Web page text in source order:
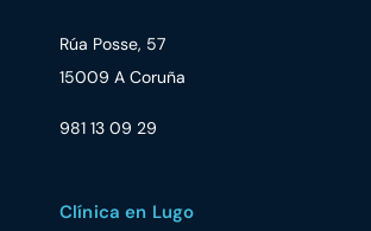
Rúa Posse, 57
15009 A Coruña
981 13 09 29
Clínica en Lugo